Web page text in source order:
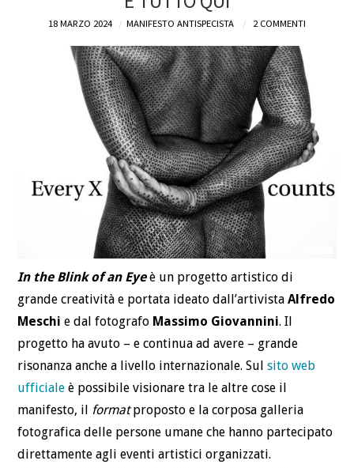
18 MARZO 2024 MANIFESTO ANTISPECISTA 2 COMMENTI
In the Blink of an Eyeè un progetto artistico di
grande creatività e portata ideato dall’artivistaAlfredo
Meschi e dal fotografo Massimo Giovannini. Il
progetto ha avuto – e continua ad avere – grande
risonanza anche a livello internazionale. Sulsito web
ufficiale è possibile visionare tra le altre cose il
manifesto, il formatproposto e la corposa galleria
fotografica delle persone umane che hanno partecipato
direttamente agli eventi artistici organizzati.